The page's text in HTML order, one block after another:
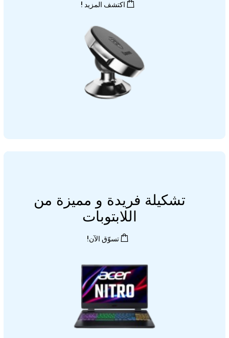
اكتشف المزيد !
تشكيلة فريدة و مميزة من
اللابتوبات
تسوّق الآن!